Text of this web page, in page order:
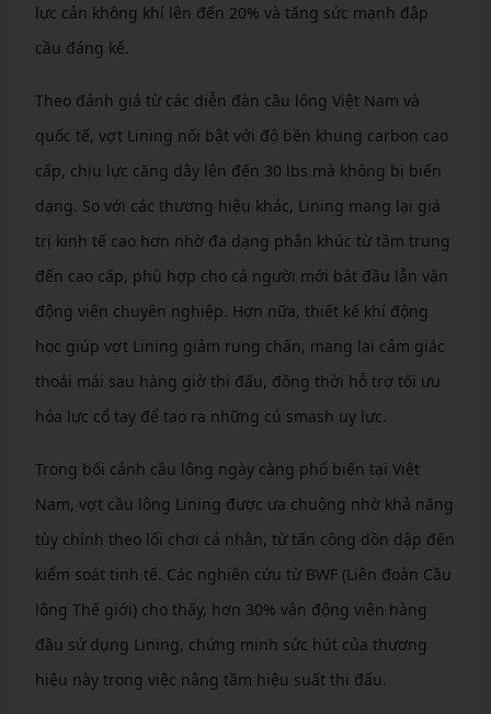
lực cản không khí lên đến 20% và tăng sức mạnh đập
cầu đáng kể.
Theo đánh giá từ các diễn đàn cầu lông Việt Nam và
quốc tế, vợt Lining nổi bật với độ bền khung carbon cao
cấp, chịu lực căng dây lên đến 30 lbs mà không bị biến
dạng. So với các thương hiệu khác, Lining mang lại giá
trị kinh tế cao hơn nhờ đa dạng phân khúc từ tầm trung
đến cao cấp, phù hợp cho cả người mới bắt đầu lẫn vận
động viên chuyên nghiệp. Hơn nữa, thiết kế khí động
học giúp vợt Lining giảm rung chấn, mang lại cảm giác
thoải mái sau hàng giờ thi đấu, đồng thời hỗ trợ tối ưu
hóa lực cổ tay để tạo ra những cú smash uy lực.
Trong bối cảnh cầu lông ngày càng phổ biến tại Việt
Nam, vợt cầu lông Lining được ưa chuộng nhờ khả năng
tùy chỉnh theo lối chơi cá nhân, từ tấn công dồn dập đến
kiểm soát tinh tế. Các nghiên cứu từ BWF (Liên đoàn Cầu
lông Thế giới) cho thấy, hơn 30% vận động viên hàng
đầu sử dụng Lining, chứng minh sức hút của thương
hiệu này trong việc nâng tầm hiệu suất thi đấu.